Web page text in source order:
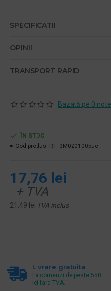
SPECIFICATII
OPINII
TRANSPORT RAPID
Bazată pe 0 note.
17,76 lei
+ TVA
21,49 lei TVA inclus
ÎN STOC
Cod produs: RT_3M020100buc
Livrare gratuita
La comenzi de peste 550
lei fara TVA.